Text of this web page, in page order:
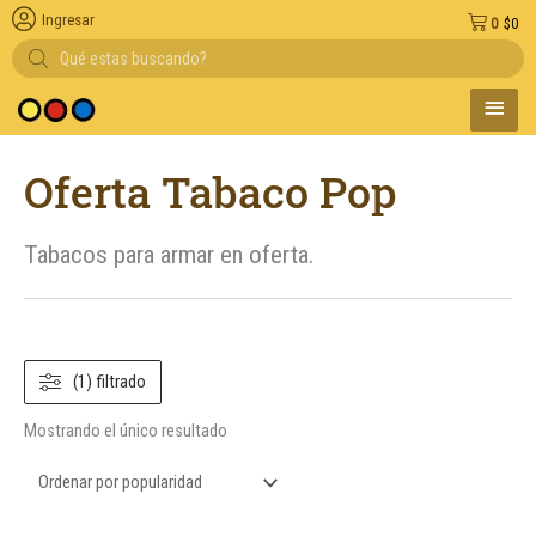
Búsqueda
de
productos
de pago
$0
0
Ingresar
MENÚ
Oferta Tabaco Pop
Tabacos para armar en oferta.
(1) filtrado
Mostrando el único resultado